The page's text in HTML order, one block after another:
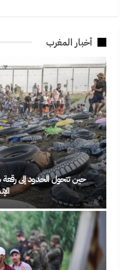
أخبار المغرب
حين تتحول الحدود إلى